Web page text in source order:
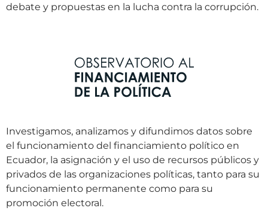
debate y propuestas en la lucha contra la corrupción.
Investigamos, analizamos y difundimos datos sobre
el funcionamiento del financiamiento político en
Ecuador, la asignación y el uso de recursos públicos y
privados de las organizaciones políticas, tanto para su
funcionamiento permanente como para su
promoción electoral.